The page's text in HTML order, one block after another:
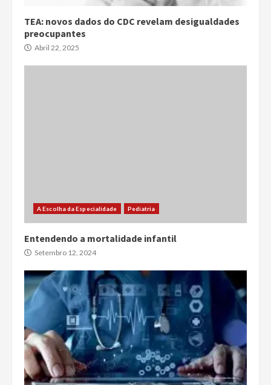
TEA: novos dados do CDC revelam desigualdades
preocupantes
Abril 22, 2025
A Escolha da Especialidade Pediatria
Entendendo a mortalidade infantil
Setembro 12, 2024